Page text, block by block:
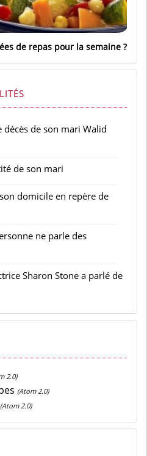
de repas pour la semaine
décès de son mari Walid
de son mari
domicile en repère de
ne parle des
Sharon Stone a parlé de
2.0)
(Atom 2.0)
(Atom 2.0)